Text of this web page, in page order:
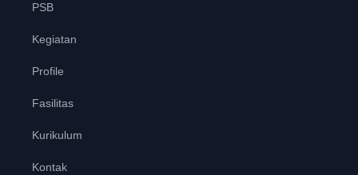
PSB
Kegiatan
Profile
Fasilitas
Kurikulum
Kontak